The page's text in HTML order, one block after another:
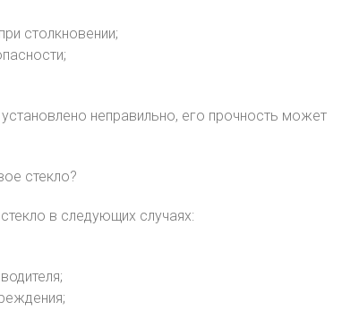
столкновении;
неправильно, его прочность может
стекло?
в следующих случаях: